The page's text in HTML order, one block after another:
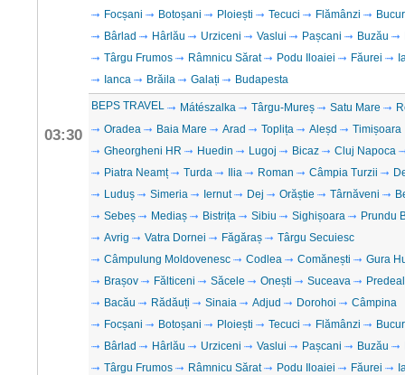
03:30
Focșani
Botoșani Ploiești Tecuci Flămânzi
Bârlad
Hârlău Urziceni Vaslui Pașcani Buzău
Târgu Frumos
Râmnicu Sărat Podu Iloaiei Făurei
Ianca
Brăila Galați Budapesta
BEPS TRAVEL Mátészalka Târgu-Mureș Satu Mare
Oradea
Baia Mare Arad Toplița Aleșd
Timișoara
Gheorgheni HR
Huedin Lugoj Bicaz
Cluj Napoca
Piatra Neamț
Turda Ilia Roman Câmpia Turzii
Luduș
Simeria Iernut Dej Orăștie Târnăveni
Sebeș
Mediaș Bistrița Sibiu Sighișoara
Prundu
Avrig
Vatra Dornei Făgăraș
Târgu Secuiesc
Câmpulung Moldovenesc
Codlea Comănești
Gura
Brașov
Fălticeni Săcele Onești Suceava
Predeal
Bacău
Rădăuți Sinaia Adjud Dorohoi
Câmpina
Focșani
Botoșani Ploiești Tecuci Flămânzi
Bârlad
Hârlău Urziceni Vaslui Pașcani Buzău
Târgu Frumos
Râmnicu Sărat Podu Iloaiei Făurei